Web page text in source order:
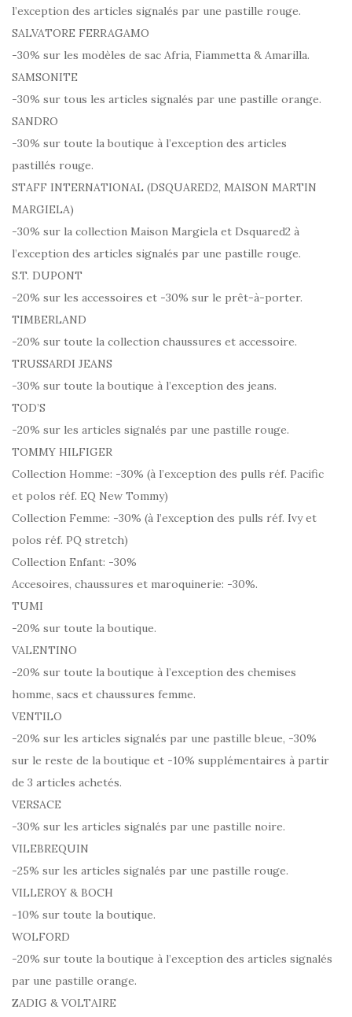
l’exception des articles signalés par une pastille rouge.
SALVATORE FERRAGAMO
-30% sur les modèles de sac Afria, Fiammetta & Amarilla.
SAMSONITE
-30% sur tous les articles signalés par une pastille orange.
SANDRO
-30% sur toute la boutique à l’exception des articles
pastillés rouge.
STAFF INTERNATIONAL (DSQUARED2, MAISON MARTIN
MARGIELA)
-30% sur la collection Maison Margiela et Dsquared2 à
l’exception des articles signalés par une pastille rouge.
S.T. DUPONT
-20% sur les accessoires et -30% sur le prêt-à-porter.
TIMBERLAND
-20% sur toute la collection chaussures et accessoire.
TRUSSARDI JEANS
-30% sur toute la boutique à l’exception des jeans.
TOD’S
-20% sur les articles signalés par une pastille rouge.
TOMMY HILFIGER
Collection Homme: -30% (à l’exception des pulls réf. Pacific
et polos réf. EQ New Tommy)
Collection Femme: -30% (à l’exception des pulls réf. Ivy et
polos réf. PQ stretch)
Collection Enfant: -30%
Accesoires, chaussures et maroquinerie: -30%.
TUMI
-20% sur toute la boutique.
VALENTINO
-20% sur toute la boutique à l’exception des chemises
homme, sacs et chaussures femme.
VENTILO
-20% sur les articles signalés par une pastille bleue, -30%
sur le reste de la boutique et -10% supplémentaires à partir
de 3 articles achetés.
VERSACE
-30% sur les articles signalés par une pastille noire.
VILEBREQUIN
-25% sur les articles signalés par une pastille rouge.
VILLEROY & BOCH
-10% sur toute la boutique.
WOLFORD
-20% sur toute la boutique à l’exception des articles signalés
par une pastille orange.
ZADIG & VOLTAIRE